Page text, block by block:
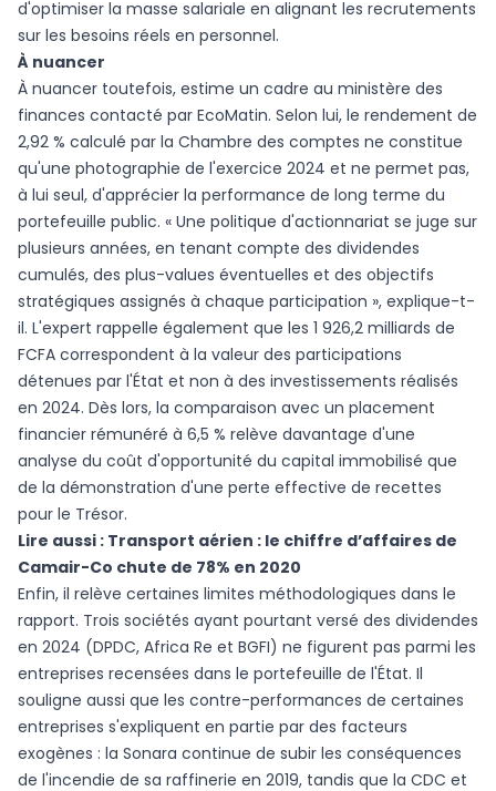
d'optimiser la masse salariale en alignant les recrutements
sur les besoins réels en personnel.
À nuancer
À nuancer toutefois, estime un cadre au ministère des
finances contacté par EcoMatin. Selon lui, le rendement de
2,92 % calculé par la Chambre des comptes ne constitue
qu'une photographie de l'exercice 2024 et ne permet pas,
à lui seul, d'apprécier la performance de long terme du
portefeuille public. « Une politique d'actionnariat se juge sur
plusieurs années, en tenant compte des dividendes
cumulés, des plus-values éventuelles et des objectifs
stratégiques assignés à chaque participation », explique-t-
il. L'expert rappelle également que les 1 926,2 milliards de
FCFA correspondent à la valeur des participations
détenues par l'État et non à des investissements réalisés
en 2024. Dès lors, la comparaison avec un placement
financier rémunéré à 6,5 % relève davantage d'une
analyse du coût d'opportunité du capital immobilisé que
de la démonstration d'une perte effective de recettes
pour le Trésor.
Lire aussi : Transport aérien : le chiffre d’affaires de
Camair-Co chute de 78% en 2020
Enfin, il relève certaines limites méthodologiques dans le
rapport. Trois sociétés ayant pourtant versé des dividendes
en 2024 (DPDC, Africa Re et BGFI) ne figurent pas parmi les
entreprises recensées dans le portefeuille de l'État. Il
souligne aussi que les contre-performances de certaines
entreprises s'expliquent en partie par des facteurs
exogènes : la Sonara continue de subir les conséquences
de l'incendie de sa raffinerie en 2019, tandis que la CDC et